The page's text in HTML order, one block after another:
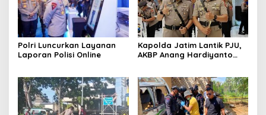
Polri Luncurkan Layanan
Laporan Polisi Online
Kapolda Jatim Lantik PJU,
AKBP Anang Hardiyanto